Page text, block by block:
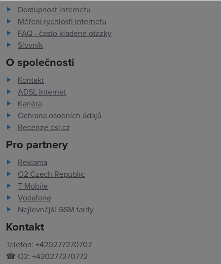
Dostupnost internetu
Měření rychlosti internetu
FAQ - často kladené otázky
Slovník
O společnosti
Kontakt
ADSL Internet
Kariéra
Ochrana osobních údajů
Recenze dsl.cz
Pro partnery
Reklama
O2 Czech Republic
T-Mobile
Vodafone
Nejlevnější GSM tarify
Kontakt
Telefon: +420277270707
☎ O2: +420277270772